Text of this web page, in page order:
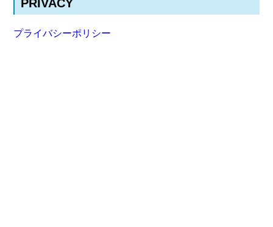
PRIVACY
プライバシーポリシー